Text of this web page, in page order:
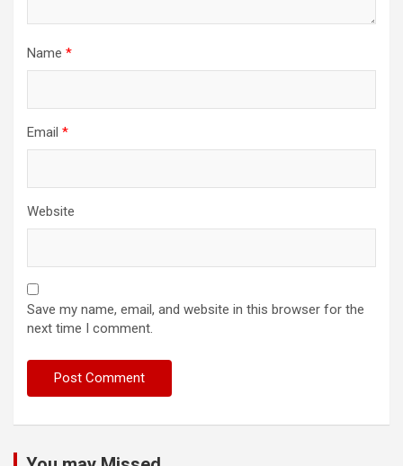
Name *
Email *
Website
Save my name, email, and website in this browser for the
next time I comment.